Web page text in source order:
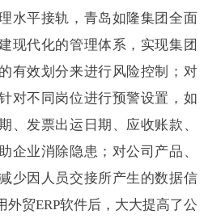
水平接轨，青岛如隆集团全面
现代化的管理体系，实现集团
有效划分来进行风险控制；对
对不同岗位进行预警设置，如
、发票出运日期、应收账款、
企业消除隐患；对公司产品、
少因人员交接所产生的数据信
外贸ERP软件后，大大提高了公